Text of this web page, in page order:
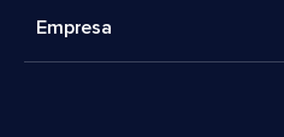
Empresa